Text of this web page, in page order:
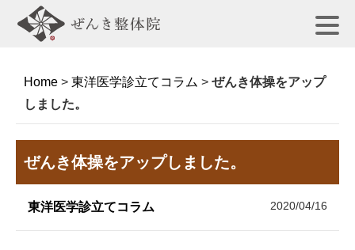
Home > 東洋医学診立てコラム > ぜんき体操をアップ
しました。
ぜんき体操をアップしました。
東洋医学診立てコラム 2020/04/16